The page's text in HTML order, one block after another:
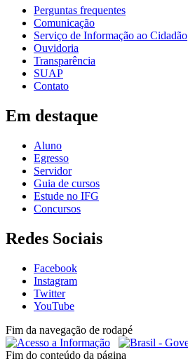
Perguntas frequentes
Comunicação
Serviço de Informação ao Cidadão
Ouvidoria
Transparência
SUAP
Contato
Em destaque
Aluno
Egresso
Servidor
Guia de cursos
Estude no IFG
Concursos
Redes Sociais
Facebook
Instagram
Twitter
YouTube
Fim da navegação de rodapé
Fim do conteúdo da página